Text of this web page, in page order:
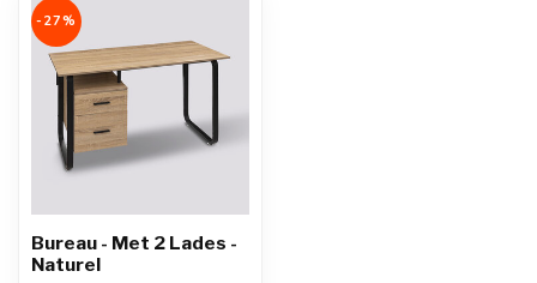
-27%
Bureau - Met 2 Lades -
Naturel